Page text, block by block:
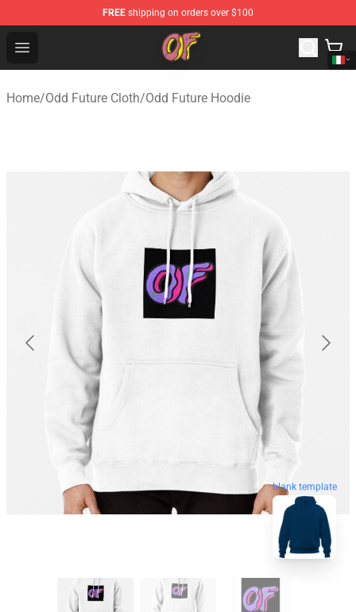
FREE shipping on orders over $100
Open menu
Odd Future Shop - Official Odd Future Merchandise Store
Home/Odd Future Cloth/Odd Future Hoodie
blank template